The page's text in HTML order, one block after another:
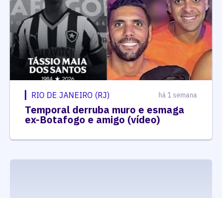
RIO DE JANEIRO (RJ) há 1 semana
Temporal derruba muro e esmaga
ex-Botafogo e amigo (vídeo)